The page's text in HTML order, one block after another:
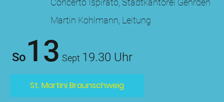
Martin Kohlmann, Leitung
So 13 Sept 19.30 Uhr
St. Martini Braunschweig